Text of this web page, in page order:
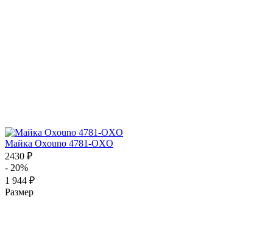
Майка Oxouno 4781-OXO
2430 ₽
- 20%
1 944 ₽
Размер